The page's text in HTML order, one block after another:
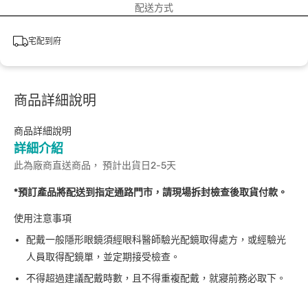
配送方式
宅配到府
商品詳細說明
商品詳細說明
詳細介紹
此為廠商直送商品， 預計出貨日2-5天
*預訂產品將配送到指定通路門市，請現場拆封檢查後取貨付款。
使用注意事項
配戴一般隱形眼鏡須經眼科醫師驗光配鏡取得處方，或經驗光
人員取得配鏡單，並定期接受檢查。
不得超過建議配戴時數，且不得重複配戴，就寢前務必取下。